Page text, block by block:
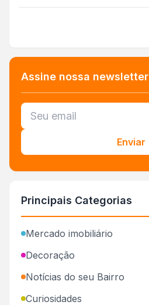
Assine nossa newsletter
Enviar
Principais Categorias
Mercado imobiliário
Decoração
Notícias do seu Bairro
Curiosidades